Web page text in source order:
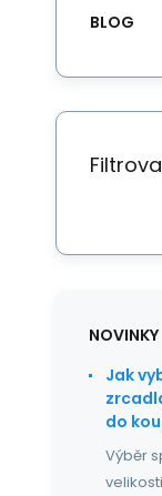
BLOG
NOVINKY
Jak
do
Výběr